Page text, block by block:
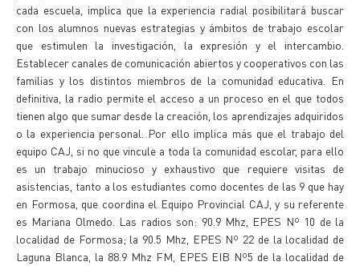
cada escuela, implica que la experiencia radial posibilitará buscar
con los alumnos nuevas estrategias y ámbitos de trabajo escolar
que estimulen la investigación, la expresión y el intercambio.
Establecer canales de comunicación abiertos y cooperativos con las
familias y los distintos miembros de la comunidad educativa. En
definitiva, la radio permite el acceso a un proceso en el que todos
tienen algo que sumar desde la creación, los aprendizajes adquiridos
o la experiencia personal. Por ello implica más que el trabajo del
equipo CAJ, si no que vincule a toda la comunidad escolar, para ello
es un trabajo minucioso y exhaustivo que requiere visitas de
asistencias, tanto a los estudiantes como docentes de las 9 que hay
en Formosa, que coordina el Equipo Provincial CAJ, y su referente
es Mariana Olmedo. Las radios son: 90.9 Mhz, EPES Nº 10 de la
localidad de Formosa; la 90.5 Mhz, EPES Nº 22 de la localidad de
Laguna Blanca, la 88.9 Mhz FM, EPES EIB Nº5 de la localidad de